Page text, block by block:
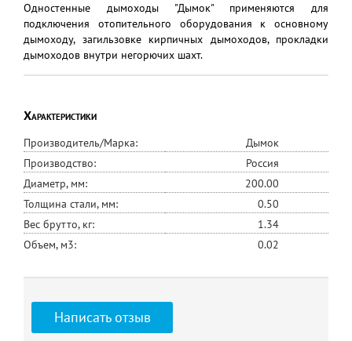
Одностенные дымоходы "Дымок" применяются для
подключения отопительного оборудования к основному
дымоходу, загильзовке кирпичных дымоходов, прокладки
дымоходов внутри негорючих шахт.
Характеристики
Производитель/Марка:
Дымок
Производство:
Россия
Диаметр, мм:
200.00
Толщина стали, мм:
0.50
Вес брутто, кг:
1.34
Объем, м3:
0.02
Написать отзыв